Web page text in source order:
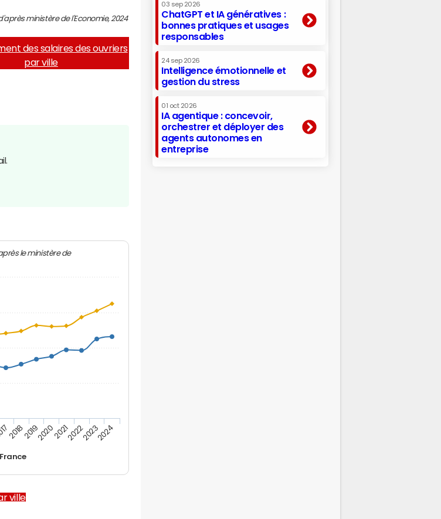
ministère de l'Economie, 2024
des salaires des ouvriers
par ville
le ministère de
2018201920202021202220232024
ville
03 sep 2026
ChatGPT et IA génératives :
bonnes pratiques et usages
responsables
24 sep 2026
Intelligence émotionnelle et
gestion du stress
01 oct 2026
IA agentique : concevoir,
orchestrer et déployer des
agents autonomes en
entreprise